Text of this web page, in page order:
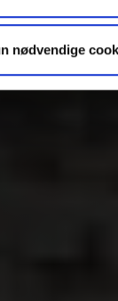
nødvendige